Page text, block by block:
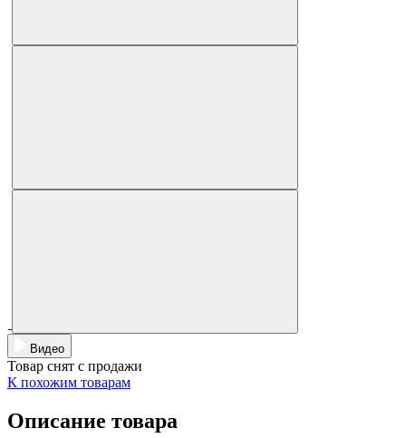
Видео
Товар снят с продажи
К похожим товарам
Описание товара